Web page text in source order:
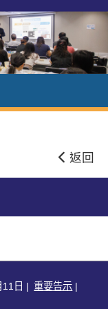
返回
日
重要告示